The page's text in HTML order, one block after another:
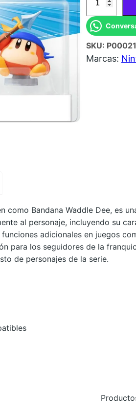
I
B
O
N
A
N
I
SKU:
Marcas:
como Bandana Waddle Dee, es
al personaje, incluyendo su
adicionales en juegos
para los seguidores de la
de personajes de la serie.